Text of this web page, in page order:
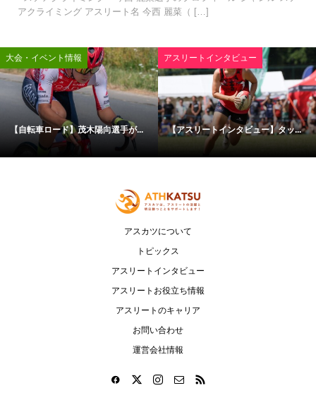
アクライミング アスリート名 今西 麗菜（ […]
大会・イベント情報
【自転車ロード】茂木陽向選手が...
アスリートインタビュー
【アスリートインタビュー】タッ...
アスカツについて
トピックス
アスリートインタビュー
アスリートお役立ち情報
アスリートのキャリア
お問い合わせ
運営会社情報